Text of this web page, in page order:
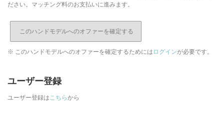
ださい。マッチング料のお支払いに進みます。
※ このハンドモデルへのオファーを確定するためには ログインが必要です。
ユーザー登録
ユーザー登録はこちらから